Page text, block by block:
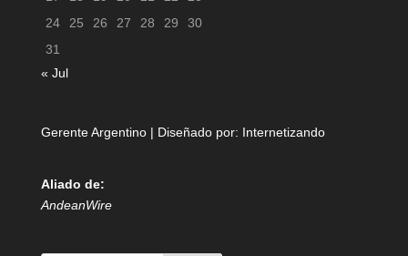
24
25 26 27 28 29
30
31
« Jul
Gerente Argentino | Diseñado por: Internetizando
Aliado de:
AndeanWire